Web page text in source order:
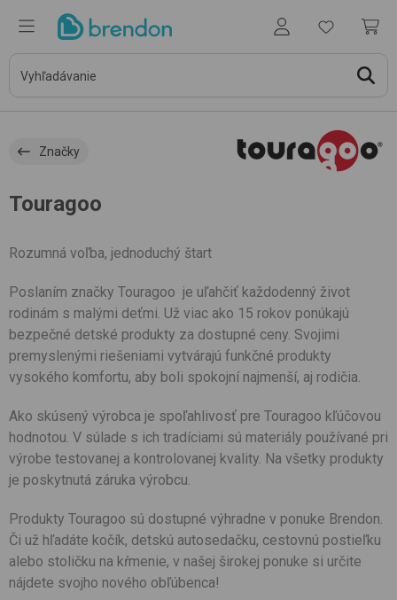
Značky
Touragoo
Rozumná voľba, jednoduchý štart
Poslaním značky Touragoo je uľahčiť každodenný život
rodinám s malými deťmi. Už viac ako 15 rokov ponúkajú
bezpečné detské produkty za dostupné ceny. Svojimi
premyslenými riešeniami vytvárajú funkčné produkty
vysokého komfortu, aby boli spokojní najmenší, aj rodičia.
Ako skúsený výrobca je spoľahlivosť pre Touragoo kľúčovou
hodnotou. V súlade s ich tradíciami sú materiály používané pri
výrobe testovanej a kontrolovanej kvality. Na všetky produkty
je poskytnutá záruka výrobcu.
Produkty Touragoo sú dostupné výhradne v ponuke Brendon.
Či už hľadáte kočík, detskú autosedačku, cestovnú postieľku
alebo stoličku na kŕmenie, v našej širokej ponuke si určite
nájdete svojho nového obľúbenca!